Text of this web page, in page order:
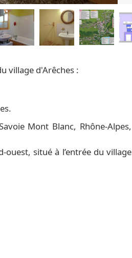
village d'Arêches :
Mont Blanc, Rhône-Alpes,
ouest, situé à l’entrée du village